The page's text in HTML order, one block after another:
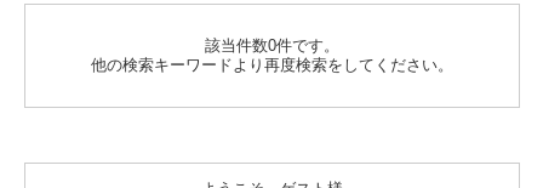
該当件数0件です。
他の検索キーワードより再度検索をしてください。